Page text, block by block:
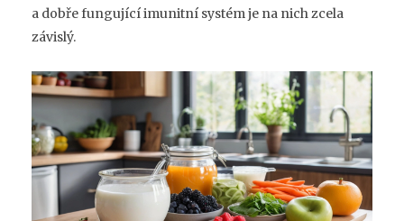
a dobře fungující imunitní systém je na nich zcela
závislý.